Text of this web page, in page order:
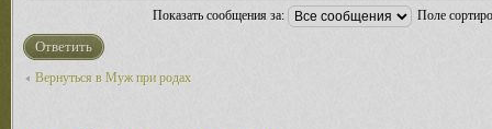
Показать сообщения за: Поле
Ответить
Вернуться в Муж при родах